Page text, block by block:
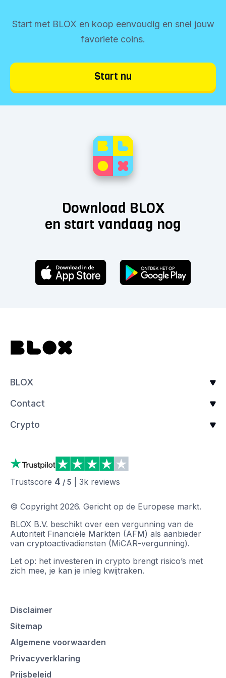
Start met BLOX en koop eenvoudig en snel jouw
favoriete coins.
Start nu
Download BLOX
en start vandaag nog
BLOX
Contact
Crypto
Trustscore 4 / 5 3k reviews
© Copyright 2026. Gericht op de Europese markt.
BLOX B.V. beschikt over een vergunning van de
Autoriteit Financiële Markten (AFM) als aanbieder
van cryptoactivadiensten (MiCAR-vergunning).
Let op: het investeren in crypto brengt risico’s met
zich mee, je kan je inleg kwijtraken.
Disclaimer
Sitemap
Algemene voorwaarden
Privacyverklaring
Prijsbeleid